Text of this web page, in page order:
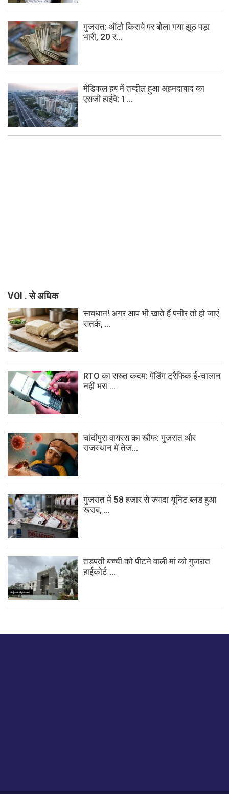
गुजरात: ऑटो किराये पर बोला गया झूठ पड़ा
भारी, 20 र...
मेडिकल हब में तब्दील हुआ अहमदाबाद का
एसजी हाईवे: 1...
VOI . से अधिक
सावधान! अगर आप भी खाते हैं पनीर तो हो जाएं
सतर्क, ...
RTO का सख्त कदम: पेंडिंग ट्रैफिक ई-चालान
नहीं भरा ...
चांदीपुरा वायरस का खौफ: गुजरात और
राजस्थान में तेज...
गुजरात में 58 हजार से ज्यादा यूनिट ब्लड हुआ
खराब, ...
तड़पती बच्ची को पीटने वाली मां को गुजरात
हाईकोर्ट ...